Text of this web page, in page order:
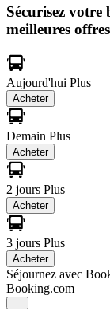
Sécurisez
meilleures
Aujourd'hui Plus
Acheter
Demain Plus
Acheter
2 jours Plus
Acheter
3 jours Plus
Acheter
Séjournez avec
Booking.com